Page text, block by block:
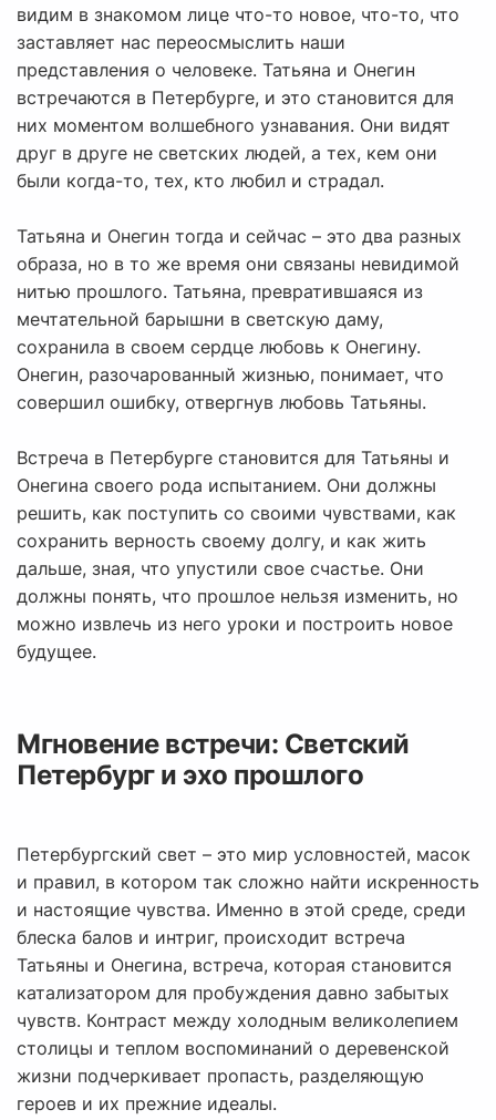
видим в знакомом лице что-то новое, что-то, что
заставляет нас переосмыслить наши
представления о человеке. Татьяна и Онегин
встречаются в Петербурге, и это становится для
них моментом волшебного узнавания. Они видят
друг в друге не светских людей, а тех, кем они
были когда-то, тех, кто любил и страдал.
Татьяна и Онегин тогда и сейчас – это два разных
образа, но в то же время они связаны невидимой
нитью прошлого. Татьяна, превратившаяся из
мечтательной барышни в светскую даму,
сохранила в своем сердце любовь к Онегину.
Онегин, разочарованный жизнью, понимает, что
совершил ошибку, отвергнув любовь Татьяны.
Встреча в Петербурге становится для Татьяны и
Онегина своего рода испытанием. Они должны
решить, как поступить со своими чувствами, как
сохранить верность своему долгу, и как жить
дальше, зная, что упустили свое счастье. Они
должны понять, что прошлое нельзя изменить, но
можно извлечь из него уроки и построить новое
будущее.
Мгновение встречи: Светский
Петербург и эхо прошлого
Петербургский свет – это мир условностей, масок
и правил, в котором так сложно найти искренность
и настоящие чувства. Именно в этой среде, среди
блеска балов и интриг, происходит встреча
Татьяны и Онегина, встреча, которая становится
катализатором для пробуждения давно забытых
чувств. Контраст между холодным великолепием
столицы и теплом воспоминаний о деревенской
жизни подчеркивает пропасть, разделяющую
героев и их прежние идеалы.